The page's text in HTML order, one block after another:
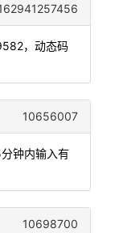
，动态码
10656007
钟内输入有
10698700